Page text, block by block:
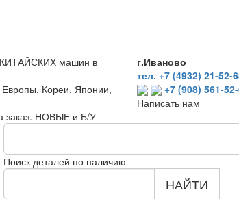
КИТАЙСКИХ машин в
Кореи, Японии,
заказ. НОВЫЕ и Б/У
г.Иваново
тел. +7 (4932) 21-52-
+7 (908) 561-
Написать нам
Поиск деталей по наличию
НАЙТИ